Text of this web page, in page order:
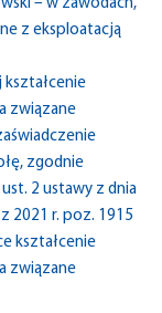
– w zawodach,
z eksploatacją
związane
zgodnie
2 ustawy z dnia
2021 r. poz. 1915
kształcenie
związane